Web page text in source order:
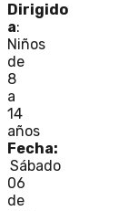
Dirigido
a:
Niños
de
8
a
14
años
Fecha:
Sábado
06
de